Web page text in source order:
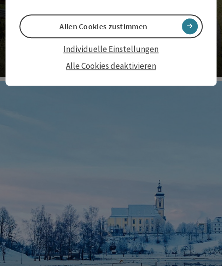
Radwege in Waldhausen
Alle Cookies deaktivieren
Individuelle Einstellungen
Allen Cookies zustimmen